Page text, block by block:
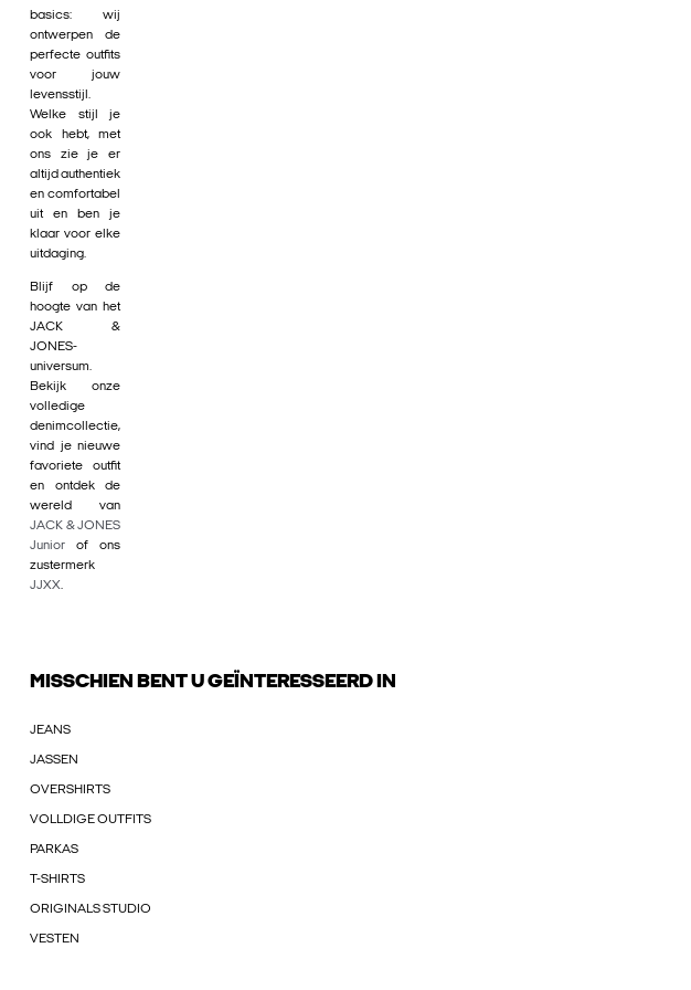
basics: wij
ontwerpen de
perfecte outfits
voor jouw
levensstijl.
Welke stijl je
ook hebt, met
ons zie je er
altijd authentiek
en comfortabel
uit en ben je
klaar voor elke
uitdaging.
Blijf op de
hoogte van het
JACK &
JONES-
universum.
Bekijk onze
volledige
denimcollectie,
vind je nieuwe
favoriete outfit
en ontdek de
wereld van
JACK & JONES
Junior of ons
zustermerk
JJXX.
MISSCHIEN BENT U GEÏNTERESSEERD IN
JEANS
JASSEN
OVERSHIRTS
VOLLDIGE OUTFITS
PARKAS
T-SHIRTS
ORIGINALS STUDIO
VESTEN